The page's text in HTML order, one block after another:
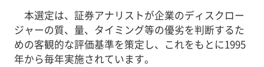
本選定は、証券アナリストが企業のディスクロー
ジャーの質、量、タイミング等の優劣を判断するた
めの客観的な評価基準を策定し、これをもとに1995
年から毎年実施されています。